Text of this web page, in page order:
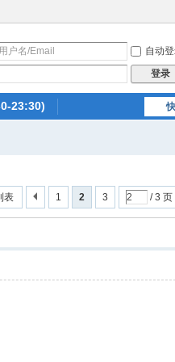
自动
登录
23:30)
1 2 3 / 3 页
表